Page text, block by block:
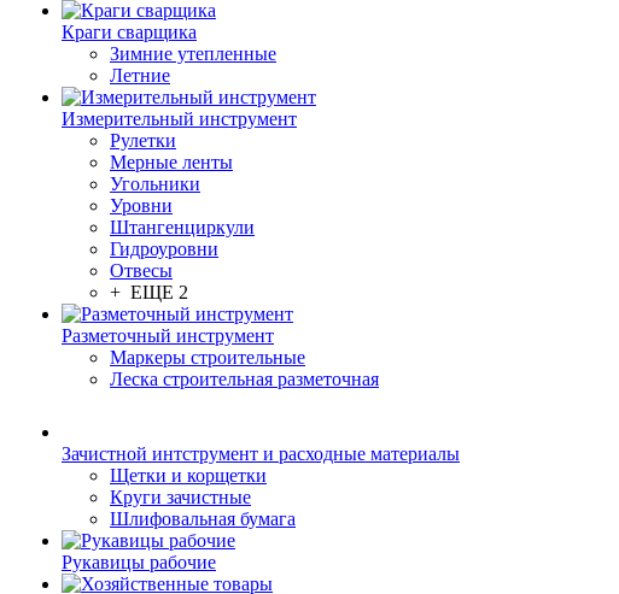
Краги сварщика
Зимние утепленные
Летние
Измерительный инструмент
Рулетки
Мерные ленты
Угольники
Уровни
Штангенциркули
Гидроуровни
Отвесы
+ ЕЩЕ 2
Разметочный инструмент
Маркеры строительные
Леска строительная разметочная
Зачистной интструмент и расходные материалы
Щетки и корщетки
Круги зачистные
Шлифовальная бумага
Рукавицы рабочие